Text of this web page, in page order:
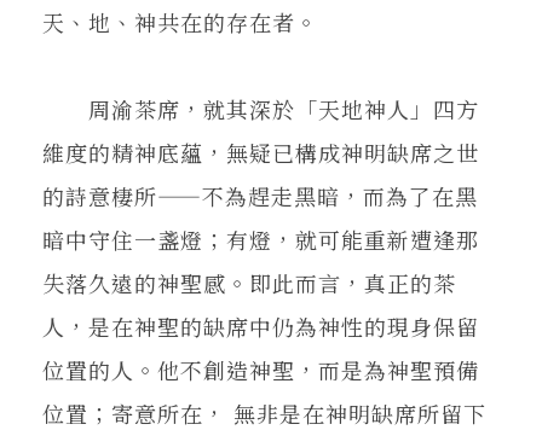
天、地、神共在的存在者。
周渝茶席，就其深於「天地神人」四方
維度的精神底蘊，無疑已構成神明缺席之世
的詩意棲所——不為趕走黑暗，而為了在黑
暗中守住一盞燈；有燈，就可能重新遭逢那
失落久遠的神聖感。即此而言，真正的茶
人，是在神聖的缺席中仍為神性的現身保留
位置的人。他不創造神聖，而是為神聖預備
位置；寄意所在， 無非是在神明缺席所留下